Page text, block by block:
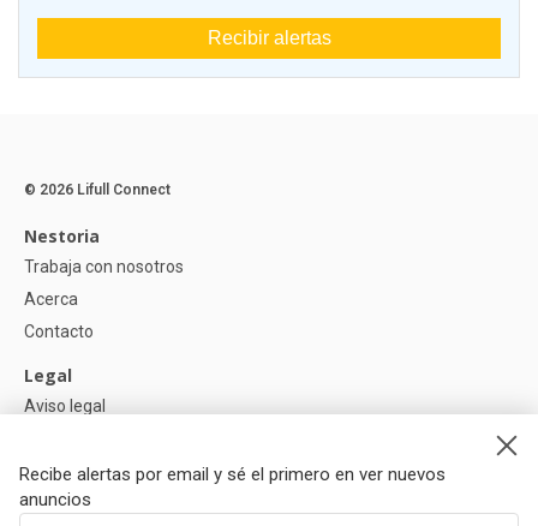
Recibir alertas
Recibe alertas por email y sé el primero en ver nuevos
anuncios
© 2026 Lifull Connect
Nestoria
Trabaja con nosotros
Acerca
Contacto
Legal
Aviso legal
Política de Cookies
Ayuda